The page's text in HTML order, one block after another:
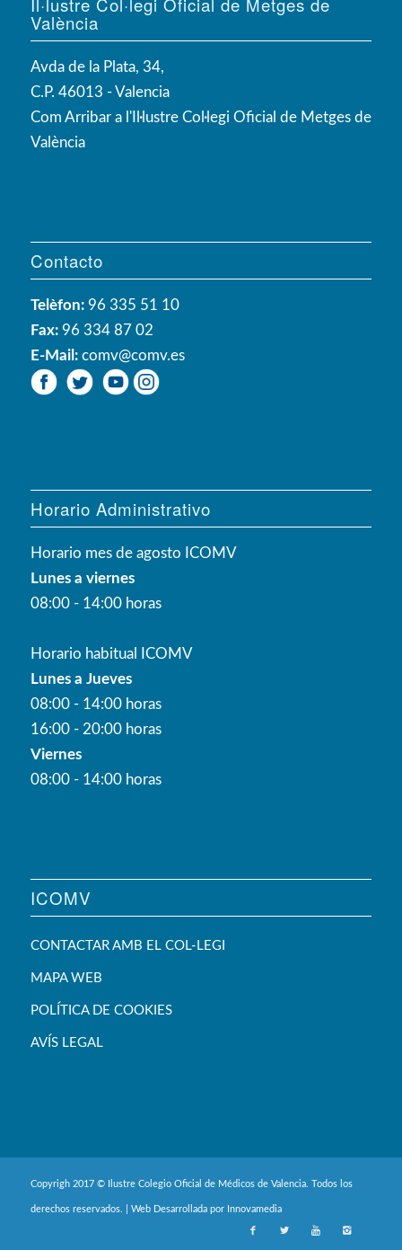
Il·lustre Col·legi Oficial de Metges de
València
Avda de la Plata, 34,
C.P. 46013 - Valencia
Com Arribar a l'Il·lustre Col·legi Oficial de Metges de
València
Contacto
Telèfon: 96 335 51 10
Fax:96 334 87 02
E-Mail: comv@comv.es
Horario Administrativo
Horario mes de agosto ICOMV
Lunes a viernes
08:00 - 14:00 horas
Horario habitual ICOMV
Lunes a Jueves
08:00 - 14:00 horas
16:00 - 20:00 horas
Viernes
08:00 - 14:00 horas
ICOMV
CONTACTAR AMB EL COL-LEGI
MAPA WEB
POLÍTICA DE COOKIES
AVÍS LEGAL
Copyrigh 2017 © Ilustre Colegio Oficial de Médicos de Valencia. Todos los
derechos reservados. | Web Desarrollada por Innovamedia